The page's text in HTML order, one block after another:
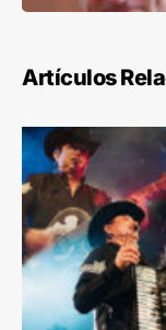
Artículos